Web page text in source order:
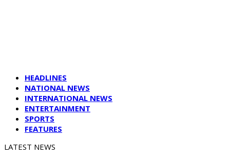
HEADLINES
NATIONAL NEWS
INTERNATIONAL NEWS
ENTERTAINMENT
SPORTS
FEATURES
LATEST NEWS